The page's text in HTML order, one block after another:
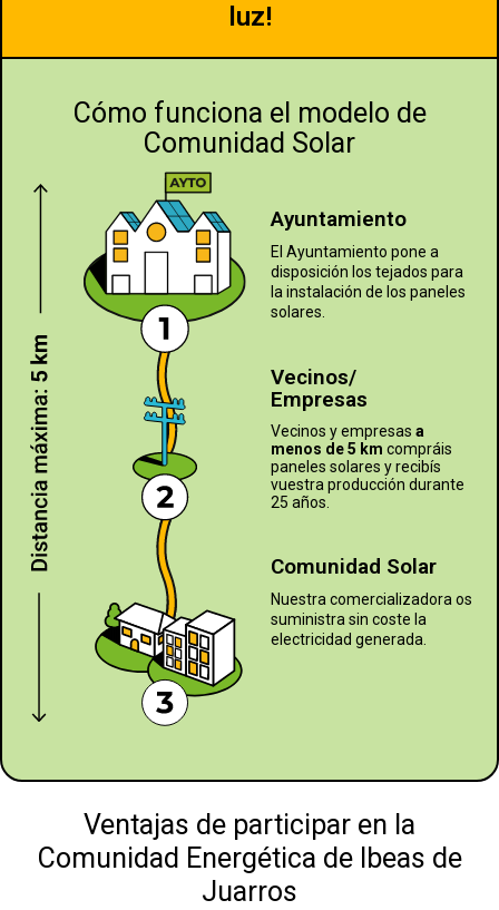
luz!
Cómo funciona el modelo de
Comunidad Solar
Ayuntamiento
El Ayuntamiento pone a
disposición los tejados para
la instalación de los paneles
solares.
Vecinos/
Empresas
Vecinos y empresas a
menos de 5 km compráis
paneles solares y recibís
vuestra producción durante
25 años.
Comunidad Solar
Nuestra comercializadora os
suministra sin coste la
electricidad generada.
Ventajas de participar en la
Comunidad Energética de Ibeas de
Juarros